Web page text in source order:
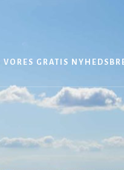
VORES GRATIS